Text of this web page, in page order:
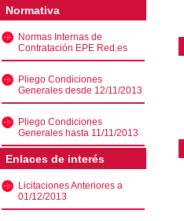
Normativa
Normas Internas de
Contratación EPE Red.es
Pliego Condiciones
Generales desde 12/11/2013
Pliego Condiciones
Generales hasta 11/11/2013
Enlaces de interés
Licitaciones Anteriores a
01/12/2013